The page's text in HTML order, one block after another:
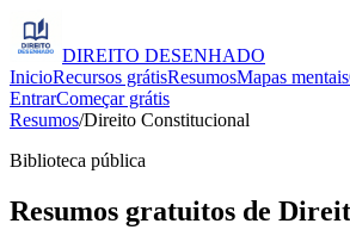
DIREITO DESENHADO
InicioRecursos grátisResumosMapas mentais
EntrarComeçar grátis
Resumos/Direito Constitucional
Biblioteca pública
Resumos gratuitos de